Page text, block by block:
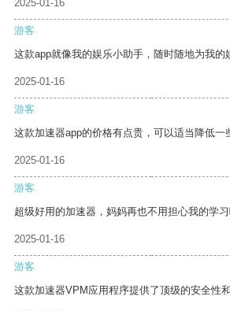
2025-01-16
游客
这款app就像我的娱乐小助手，随时随地为我的
2025-01-16
游客
这款加速器app的价格有点贵，可以适当降低一
2025-01-16
游客
超级好用的加速器，妈妈再也不用担心我的学习
2025-01-16
游客
这款加速器VPM应用程序提供了顶级的安全性和